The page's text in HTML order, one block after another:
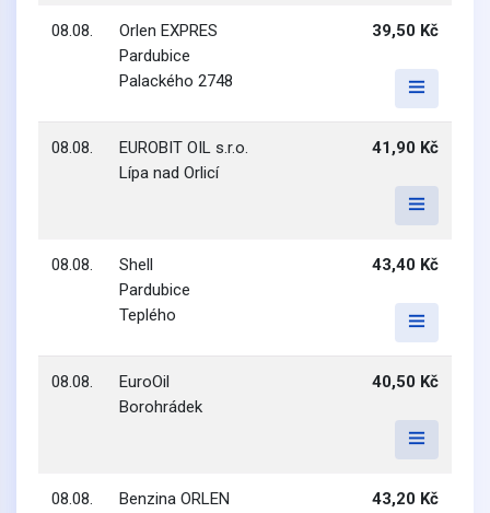
08.08.
Orlen EXPRES
Pardubice
Palackého 2748
39,50 Kč
08.08.
EUROBIT OIL s.r.o.
Lípa nad Orlicí
41,90 Kč
08.08.
Shell
Pardubice
Teplého
43,40 Kč
08.08.
EuroOil
Borohrádek
40,50 Kč
08.08.
Benzina ORLEN
43,20 Kč